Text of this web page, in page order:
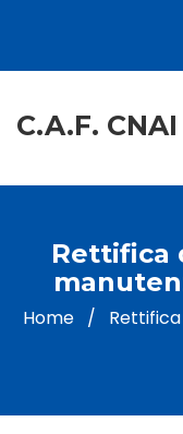
C.A.F. CNAI
Rettifica
Home /